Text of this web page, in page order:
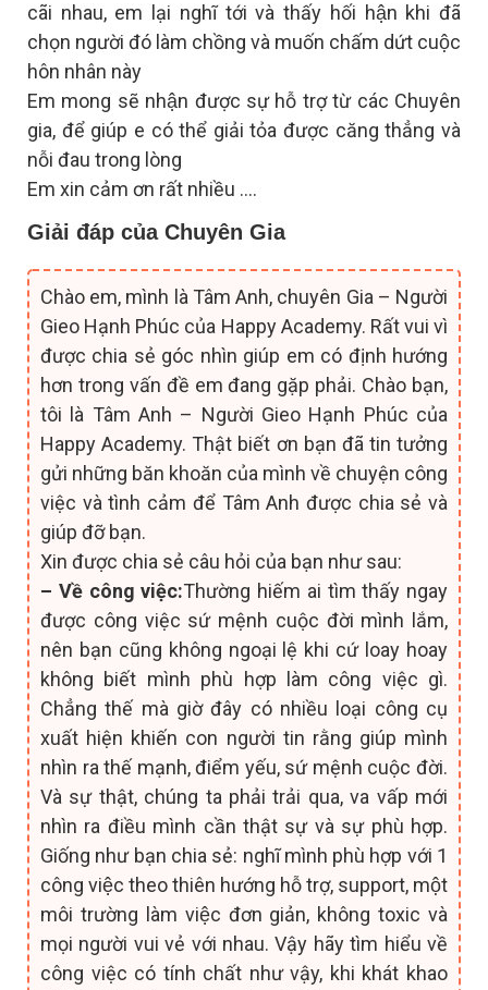
cãi nhau, em lại nghĩ tới và thấy hối hận khi đã
chọn người đó làm chồng và muốn chấm dứt cuộc
hôn nhân này
Em mong sẽ nhận được sự hỗ trợ từ các Chuyên
gia, để giúp e có thể giải tỏa được căng thẳng và
nỗi đau trong lòng
Em xin cảm ơn rất nhiều ….
Giải đáp của Chuyên Gia
Chào em, mình là Tâm Anh, chuyên Gia – Người
Gieo Hạnh Phúc của Happy Academy. Rất vui vì
được chia sẻ góc nhìn giúp em có định hướng
hơn trong vấn đề em đang gặp phải. Chào bạn,
tôi là Tâm Anh – Người Gieo Hạnh Phúc của
Happy Academy. Thật biết ơn bạn đã tin tưởng
gửi những băn khoăn của mình về chuyện công
việc và tình cảm để Tâm Anh được chia sẻ và
giúp đỡ bạn.
Xin được chia sẻ câu hỏi của bạn như sau:
– Về công việc:Thường hiếm ai tìm thấy ngay
được công việc sứ mệnh cuộc đời mình lắm,
nên bạn cũng không ngoại lệ khi cứ loay hoay
không biết mình phù hợp làm công việc gì.
Chẳng thế mà giờ đây có nhiều loại công cụ
xuất hiện khiến con người tin rằng giúp mình
nhìn ra thế mạnh, điểm yếu, sứ mệnh cuộc đời.
Và sự thật, chúng ta phải trải qua, va vấp mới
nhìn ra điều mình cần thật sự và sự phù hợp.
Giống như bạn chia sẻ: nghĩ mình phù hợp với 1
công việc theo thiên hướng hỗ trợ, support, một
môi trường làm việc đơn giản, không toxic và
mọi người vui vẻ với nhau. Vậy hãy tìm hiểu về
công việc có tính chất như vậy, khi khát khao